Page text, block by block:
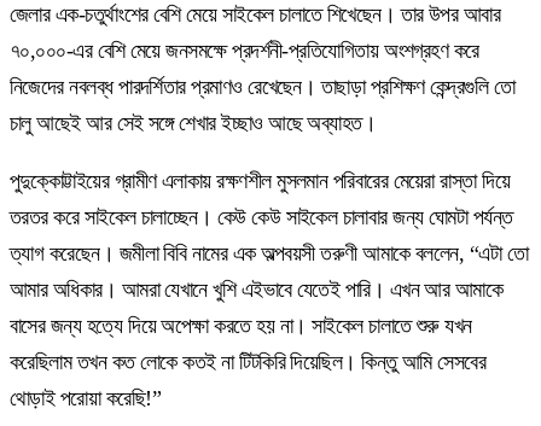
জেলার এক-চতুর্থাংশের বেশি মেয়ে সাইকেল চালাতে শিখেছেন। তার উপর আবার
৭০,০০০-এর বেশি মেয়ে জনসমক্ষে প্রদর্শনী-প্রতিযোগিতায় অংশগ্রহণ করে
নিজেদের নবলব্ধ পারদর্শিতার প্রমাণও রেখেছেন। তাছাড়া প্রশিক্ষণ কেন্দ্রগুলি তো
চালু আছেই আর সেই সঙ্গে শেখার ইচ্ছাও আছে অব্যাহত।
পুদুক্কোট্টাইয়ের গ্রামীণ এলাকায় রক্ষণশীল মুসলমান পরিবারের মেয়েরা রাস্তা দিয়ে
তরতর করে সাইকেল চালাচ্ছেন। কেউ কেউ সাইকেল চালাবার জন্য ঘোমটা পর্যন্ত
ত্যাগ করেছেন। জমীলা বিবি নামের এক অল্পবয়সী তরুণী আমাকে বললেন, “এটা তো
আমার অধিকার। আমরা যেখানে খুশি এইভাবে যেতেই পারি। এখন আর আমাকে
বাসের জন্য হত্যে দিয়ে অপেক্ষা করতে হয় না। সাইকেল চালাতে শুরু যখন
করেছিলাম তখন কত লোকে কতই না টিটকিরি দিয়েছিল। কিন্তু আমি সেসবের
থোড়াই পরোয়া করেছি!”